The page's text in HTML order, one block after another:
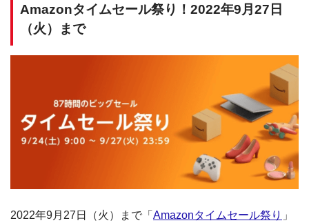
Amazonタイムセール祭り！2022年9月27日
（火）まで
2022年9月27日（火）まで「 Amazonタイムセール祭り 」